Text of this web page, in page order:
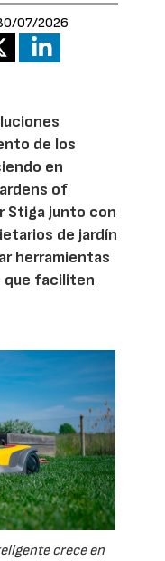
07/2026
de los
en
of
Stiga junto con
de jardín
herramientas
que faciliten
crece en